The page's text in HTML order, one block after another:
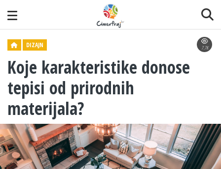
DIZAJN 7.7K
Koje karakteristike donose
tepisi od prirodnih
materijala?